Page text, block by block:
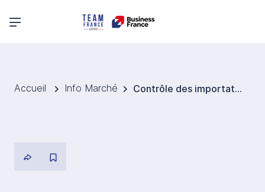
Menu principal
Accueil Info Marché Contrôle des importations